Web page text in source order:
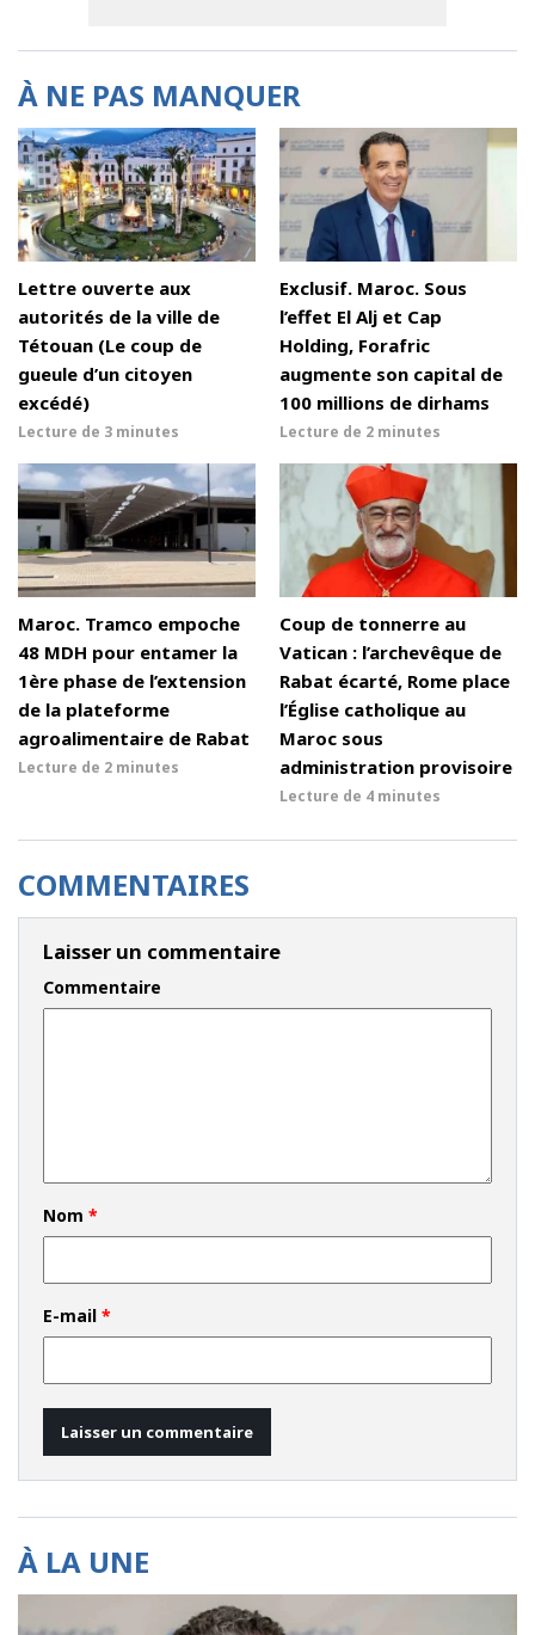
À NE PAS MANQUER
Lettre ouverte aux
autorités de la ville de
Tétouan (Le coup de
gueule d’un citoyen
excédé)
Lecture de 3 minutes
Exclusif. Maroc. Sous
l’effet El Alj et Cap
Holding, Forafric
augmente son capital de
100 millions de dirhams
Lecture de 2 minutes
Maroc. Tramco empoche
48 MDH pour entamer la
1ère phase de l’extension
de la plateforme
agroalimentaire de Rabat
Lecture de 2 minutes
Coup de tonnerre au
Vatican : l’archevêque de
Rabat écarté, Rome place
l’Église catholique au
Maroc sous
administration provisoire
Lecture de 4 minutes
COMMENTAIRES
Laisser un commentaire
Commentaire
Nom *
E-mail *
À LA UNE